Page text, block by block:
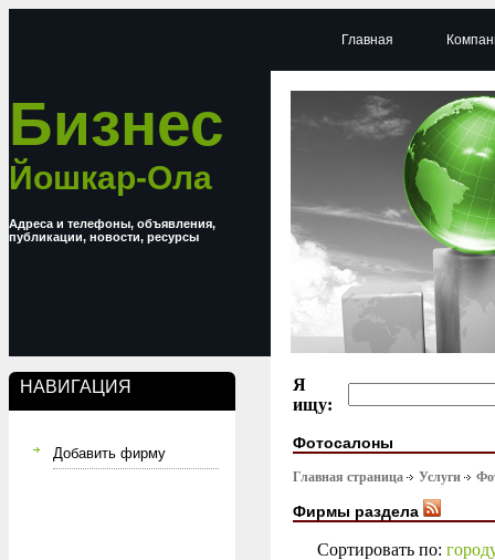
Бизнес
Йошкар-Ола
Адреса и телефоны, объявления,
публикации, новости, ресурсы
НАВИГАЦИЯ
Добавить фирму
Главная
Я
ищу:
Фотосалоны
Главная страница Услуги
Фирмы раздела
Сортировать по: